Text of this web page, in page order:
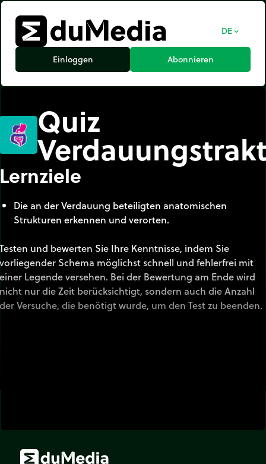
DE expand_more
Einloggen Abonnieren
Quiz
Die an der Verdauung beteiligten anatomischen
Strukturen erkennen und verorten.
und bewerten Sie Ihre Kenntnisse, indem Sie
Schema möglichst schnell und fehlerfrei mit
Legende versehen. Bei der Bewertung am Ende wird
nur die Zeit berücksichtigt, sondern auch die Anzahl
Versuche, die benötigt wurde, um den Test zu beenden.